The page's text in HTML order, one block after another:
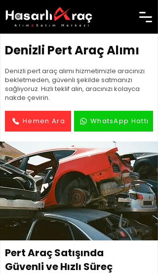
Denizli Pert Araç Alımı
Denizli pert araç alımı hizmetimizle aracınızı
bekletmeden, güvenli şekilde satmanızı
sağlıyoruz. Hızlı teklif alın, aracınızı kolayca
nakde çevirin.
Hemen Ara WhatsApp Hattı
Pert Araç Satışında
Güvenli ve Hızlı Süreç